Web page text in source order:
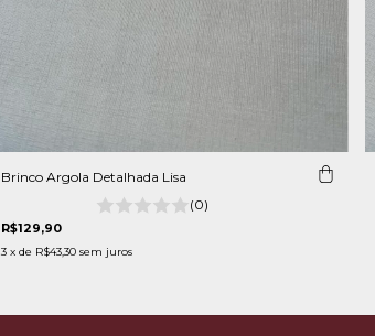
Brinco Argola Detalhada Lisa
(0)
R$129,90
3 x de R$43,30 sem juros